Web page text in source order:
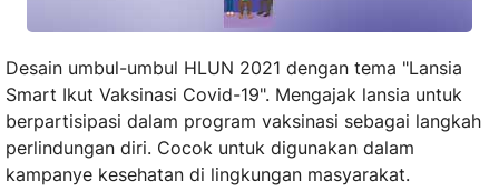
Desain umbul-umbul HLUN 2021 dengan tema "Lansia
Smart Ikut Vaksinasi Covid-19". Mengajak lansia untuk
berpartisipasi dalam program vaksinasi sebagai langkah
perlindungan diri. Cocok untuk digunakan dalam
kampanye kesehatan di lingkungan masyarakat.